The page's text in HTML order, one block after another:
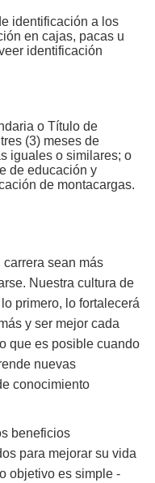
identificación a los
en cajas, pacas u
identificación
o Título de
(3) meses de
iguales o similares; o
de educación y
de montacargas.
sean más
Nuestra cultura de
primero, lo fortalecerá
y ser mejor cada
que es posible cuando
nuevas
conocimiento
beneficios
para mejorar su vida
objetivo es simple -